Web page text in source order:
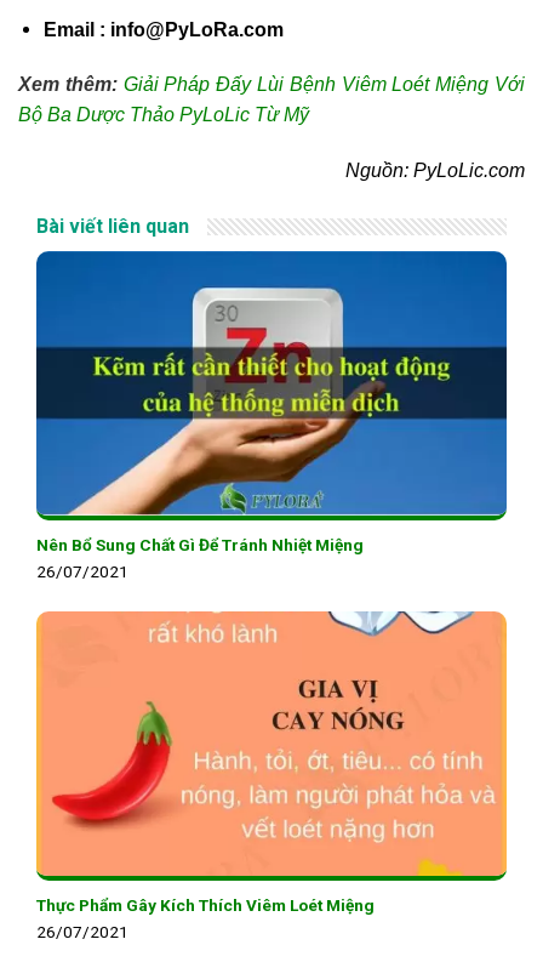
Email : info@PyLoRa.com
Xem thêm: Giải Pháp Đấy Lùi Bệnh Viêm Loét Miệng Với
Bộ Ba Dược Thảo PyLoLic Từ Mỹ
Nguồn: PyLoLic.com
Bài viết liên quan
Nên Bổ Sung Chất Gì Để Tránh Nhiệt Miệng
26/07/2021
Thực Phẩm Gây Kích Thích Viêm Loét Miệng
26/07/2021